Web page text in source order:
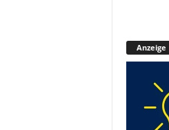
Anzeige